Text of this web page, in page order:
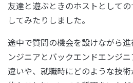
友達と遊ぶときのホストとして
してみたりしました。
途中で質問の機会を設けながら
ンジニアとバックエンドエンジ
違いや、就職時にどのような技